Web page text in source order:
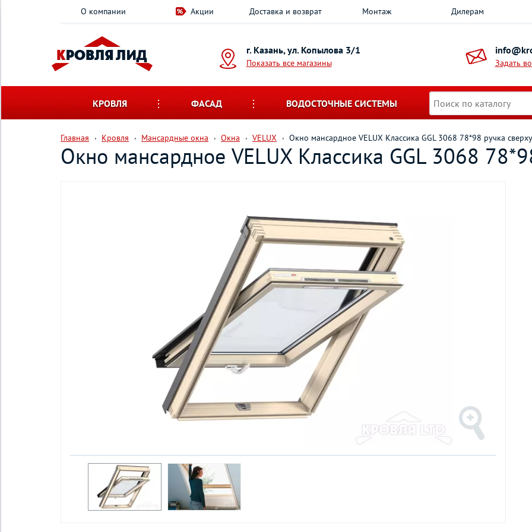
О компании Акции Доставка и возврат Монтаж Дилерам
г. Казань, ул. Копылова 3/1
Показать все магазины Задать
КРОВЛЯ ФАСАД ВОДОСТОЧНЫЕ СИСТЕМЫ
Главная Кровля Мансардные окна Окна VELUX Окно мансардное VELUX Классика GGL 3068 78*98 ручка сверху
Окно мансардное VELUX Классика GGL 3068